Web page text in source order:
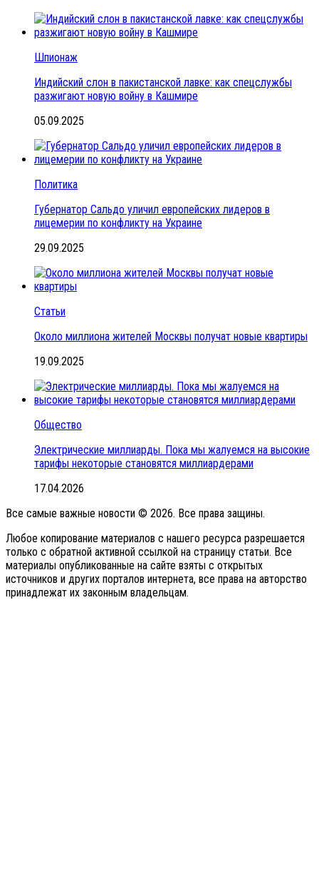
Шпионаж
Индийский слон в пакистанской лавке: как спецслужбы
разжигают новую войну в Кашмире
05.09.2025
Политика
Губернатор Сальдо уличил европейских лидеров в
лицемерии по конфликту на Украине
29.09.2025
Статьи
Около миллиона жителей Москвы получат новые квартиры
19.09.2025
Общество
Электрические миллиарды. Пока мы жалуемся на высокие
тарифы некоторые становятся миллиардерами
17.04.2026
Все самые важные новости © 2026. Все права защины.
Любое копирование материалов с нашего ресурса разрешается
только с обратной активной ссылкой на страницу статьи. Все
материалы опубликованные на сайте взяты с открытых
источников и других порталов интернета, все права на авторство
принадлежат их законным владельцам.